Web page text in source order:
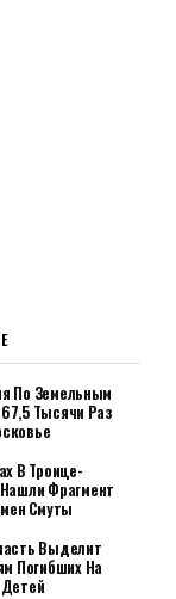
По Земельным
Тысячи Раз
В Троице-
Фрагмент
Смуты
Выделит
Погибших На